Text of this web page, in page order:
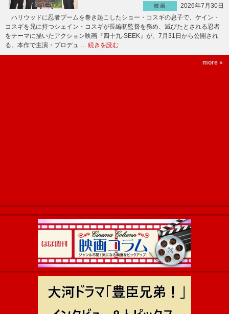
映画
2026年7月30日
ハリウッドに忍者ブームを巻き起こしたショー・コスギの息子で、ケイン・
コスギを兄に持つシェイン・コスギが長編初監督を務め、滅びたとされる忍者
をテーマに描いたアクション映画『四十九-SEEK』が、7月31日から公開され
る。本作で主演・プロデュ … 続きを読む
more »